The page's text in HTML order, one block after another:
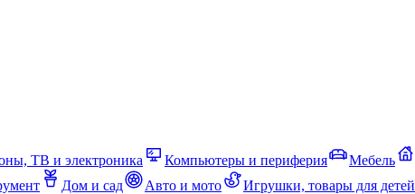
ТВ и электроника Компьютеры и периферия Мебель
Дом и сад Авто и мото Игрушки, товары для детей